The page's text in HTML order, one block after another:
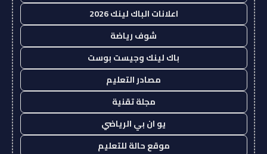
اعلانات الباك لينك 2026
شوف رياضة
باك لينك وجيست بوست
مصادر التعليم
مجلة تقنية
يو ان بي الرياضي
موقع حالة للتعليم